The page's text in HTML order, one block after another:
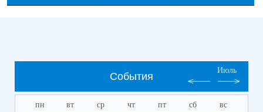
События
Июль
пн вт ср чт пт сб вс